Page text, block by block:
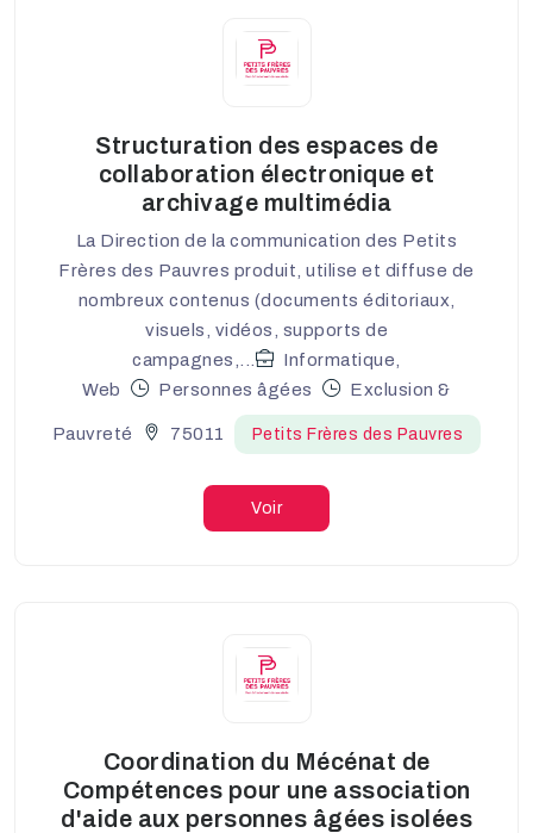
Structuration des espaces de
collaboration électronique et
archivage multimédia
La Direction de la communication des Petits
Frères des Pauvres produit, utilise et diffuse de
nombreux contenus (documents éditoriaux,
visuels, vidéos, supports de
campagnes,...
Informatique,
Web
Personnes âgées Exclusion &
Pauvreté 75011 Petits Frères des Pauvres
Voir
Coordination du Mécénat de
Compétences pour une association
d'aide aux personnes âgées isolées